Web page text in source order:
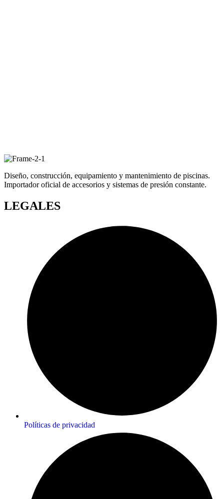
Diseño, construcción, equipamiento y mantenimiento de piscinas.
Importador oficial de accesorios y sistemas de presión constante.
LEGALES
Políticas de privacidad